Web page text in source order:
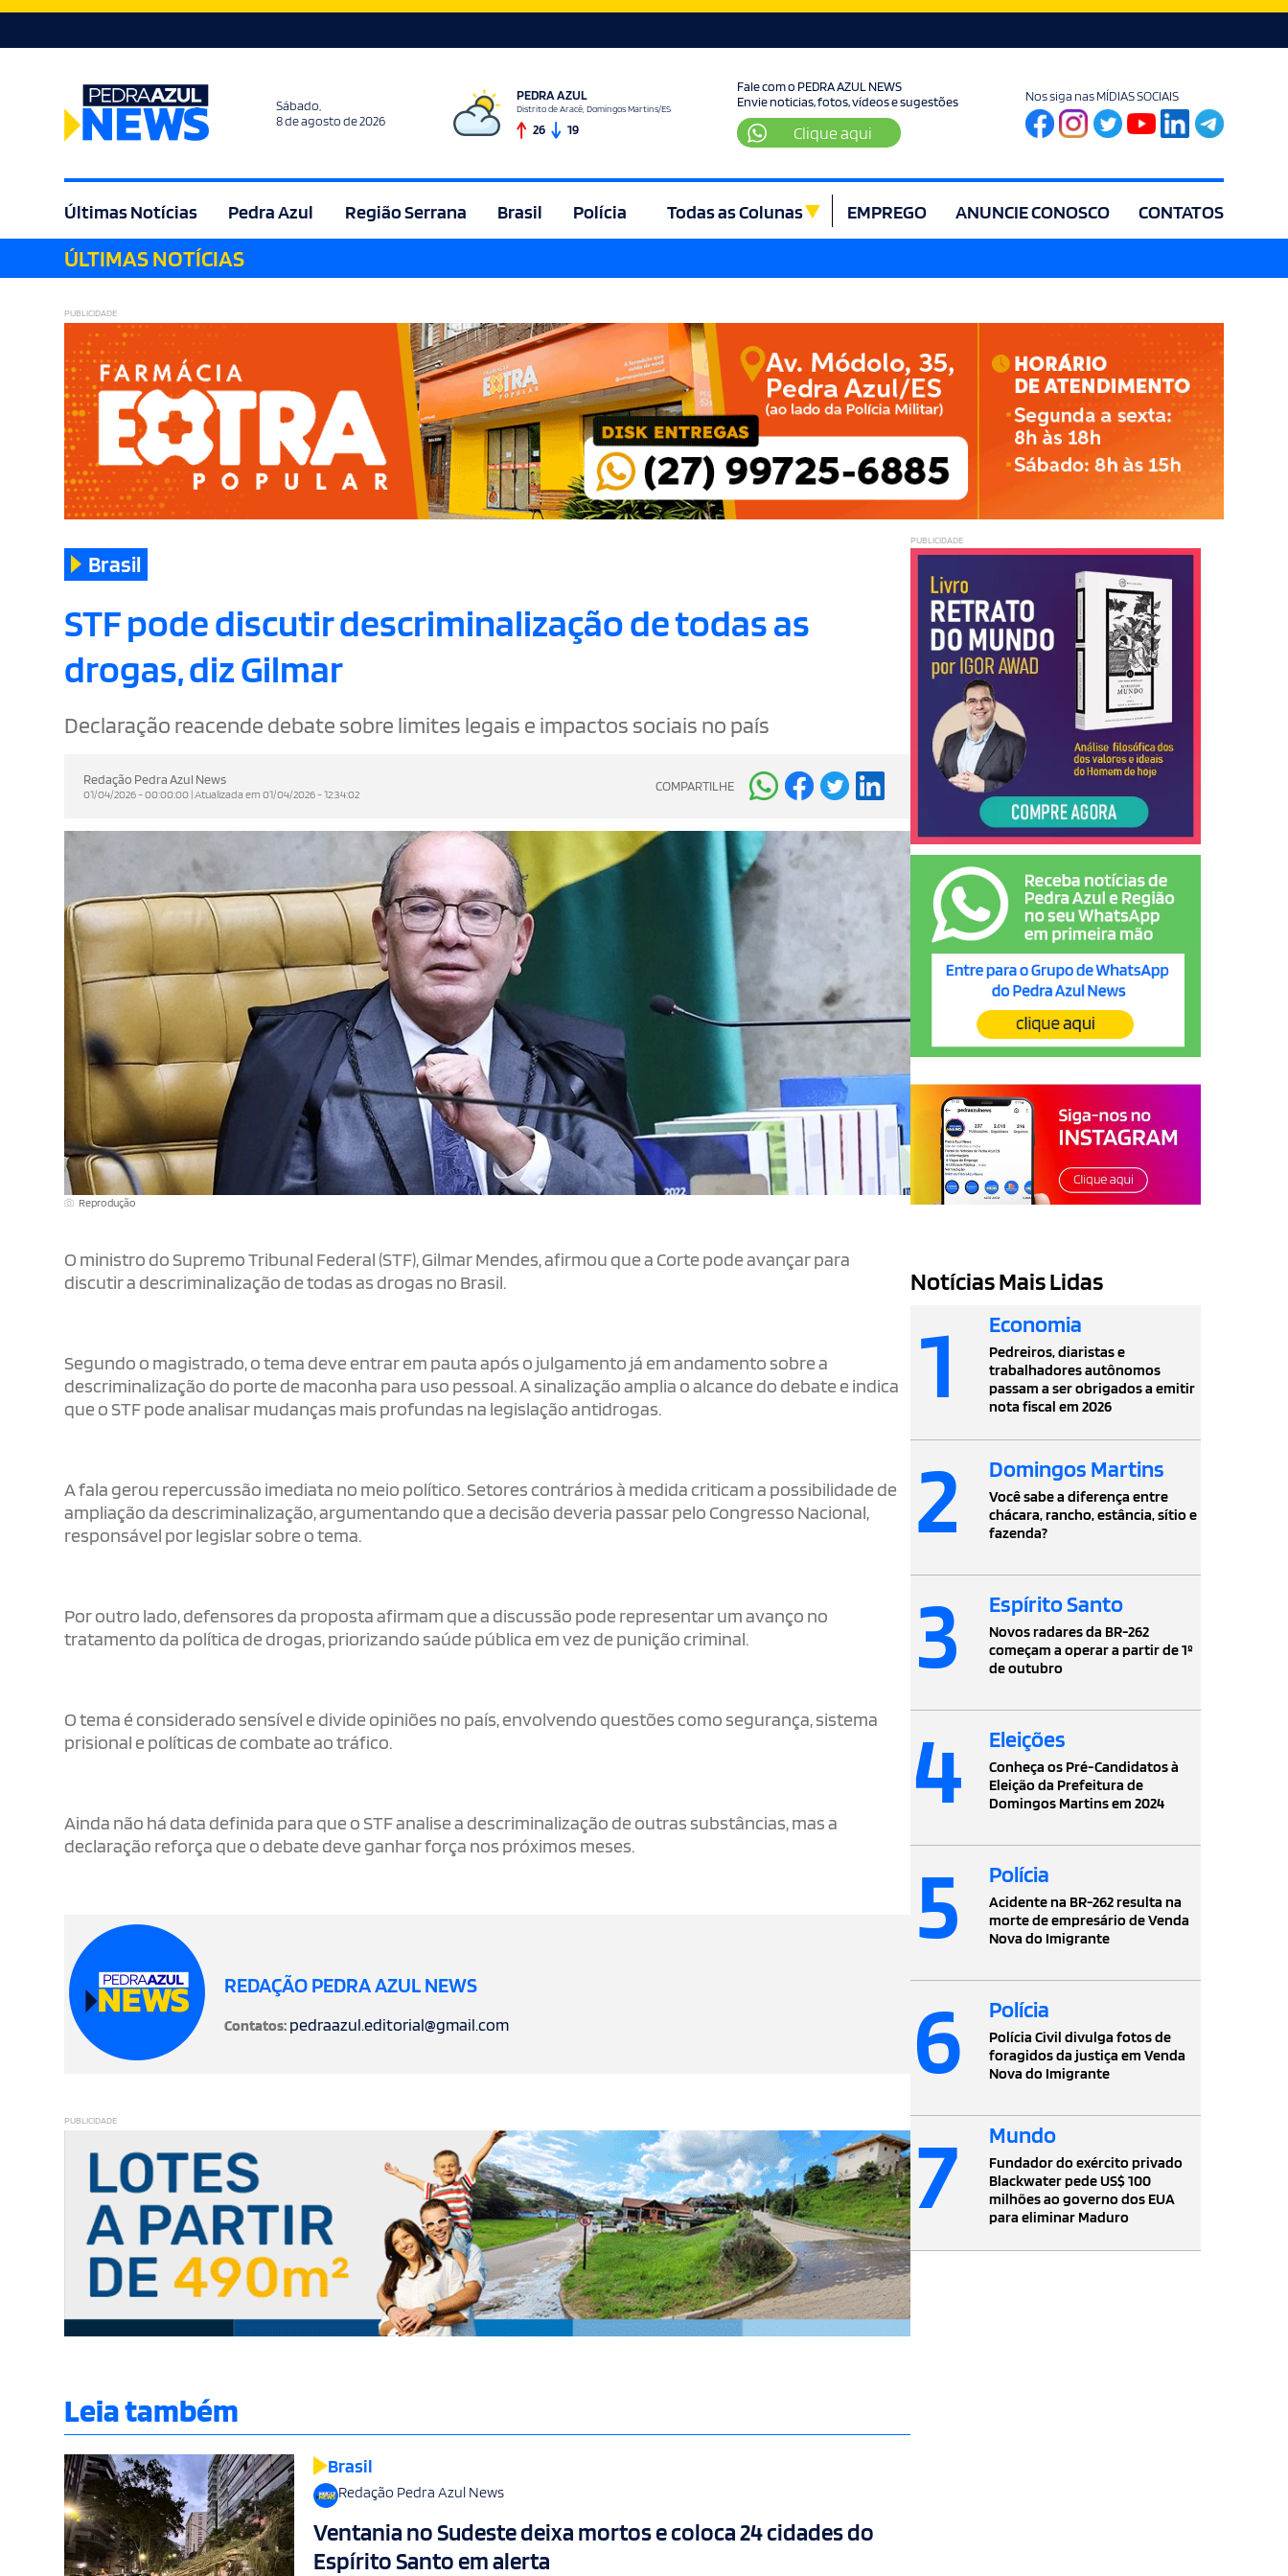
Sábado,
8 de agosto de 2026
PEDRA AZUL
Distrito de Aracê, Domingos Martins/ES
26 19
Fale com o PEDRA AZUL NEWS
Envie noticias, fotos, vídeos e sugestões
Clique aqui
Nos siga nas MÍDIAS SOCIAIS
Últimas Notícias Pedra Azul Região Serrana Brasil Polícia Todas as Colunas
Agricultura
EMPREGO ANUNCIE CONOSCO CONTATOS
ÚLTIMAS NOTÍCIAS
PUBLICIDADE
Brasil
STF pode discutir descriminalização de todas as
drogas, diz Gilmar
Declaração reacende debate sobre limites legais e impactos sociais no país
Redação Pedra Azul News
01/04/2026 - 00:00:00 | Atualizada em 01/04/2026 - 12:34:02 COMPARTILHE
Reprodução
O ministro do Supremo Tribunal Federal (STF), Gilmar Mendes, afirmou que a Corte pode avançar para
discutir a descriminalização de todas as drogas no Brasil.
Segundo o magistrado, o tema deve entrar em pauta após o julgamento já em andamento sobre a
descriminalização do porte de maconha para uso pessoal. A sinalização amplia o alcance do debate e indica
que o STF pode analisar mudanças mais profundas na legislação antidrogas.
A fala gerou repercussão imediata no meio político. Setores contrários à medida criticam a possibilidade de
ampliação da descriminalização, argumentando que a decisão deveria passar pelo Congresso Nacional,
responsável por legislar sobre o tema.
Por outro lado, defensores da proposta afirmam que a discussão pode representar um avanço no
tratamento da política de drogas, priorizando saúde pública em vez de punição criminal.
O tema é considerado sensível e divide opiniões no país, envolvendo questões como segurança, sistema
prisional e políticas de combate ao tráfico.
Ainda não há data definida para que o STF analise a descriminalização de outras substâncias, mas a
declaração reforça que o debate deve ganhar força nos próximos meses.
REDAÇÃO PEDRA AZUL NEWS
Contatos: pedraazul.editorial@gmail.com
PUBLICIDADE
Leia também
Brasil
Redação Pedra Azul News
Ventania no Sudeste deixa mortos e coloca 24 cidades do
Espírito Santo em alerta
PUBLICIDADE
Notícias Mais Lidas
1 Economia
Pedreiros, diaristas e
trabalhadores autônomos
passam a ser obrigados a emitir
nota fiscal em 2026
2 Domingos Martins
Você sabe a diferença entre
chácara, rancho, estância, sítio e
fazenda?
3 Espírito Santo
Novos radares da BR-262
começam a operar a partir de 1º
de outubro
4 Eleições
Conheça os Pré-Candidatos à
Eleição da Prefeitura de
Domingos Martins em 2024
5 Polícia
Acidente na BR-262 resulta na
morte de empresário de Venda
Nova do Imigrante
6 Polícia
Polícia Civil divulga fotos de
foragidos da justiça em Venda
Nova do Imigrante
7 Mundo
Fundador do exército privado
Blackwater pede US$ 100
milhões ao governo dos EUA
para eliminar Maduro